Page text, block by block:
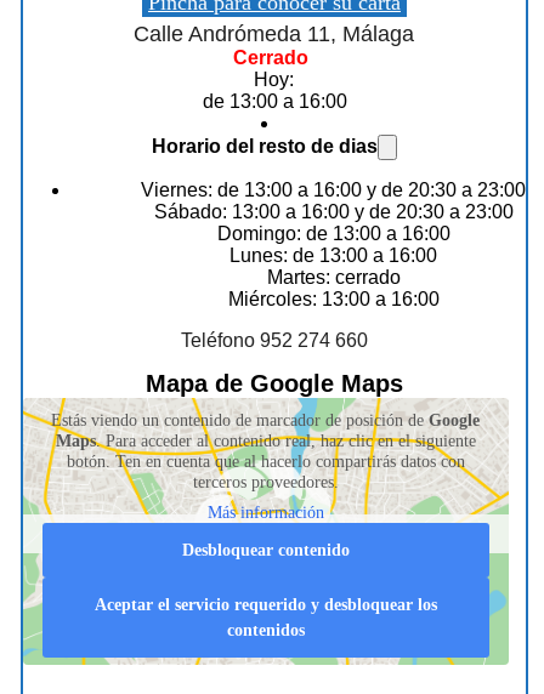
Calle Andrómeda 11, Málaga
Cerrado
Hoy:
de 13:00 a 16:00
Horario del resto de dias
Viernes: de 13:00 a 16:00 y de 20:30 a 23:00
Sábado: 13:00 a 16:00 y de 20:30 a 23:00
Domingo: de 13:00 a 16:00
Lunes: de 13:00 a 16:00
Martes: cerrado
Miércoles: 13:00 a 16:00
Teléfono 952 274 660
Mapa de Google Maps
Estás viendo un contenido de marcador de posición deGoogle
Maps. Para acceder al contenido real, haz clic en el siguiente
botón. Ten en cuenta que al hacerlo compartirás datos con
terceros proveedores.
Más información
Desbloquear contenido
Aceptar el servicio requerido y desbloquear los
contenidos